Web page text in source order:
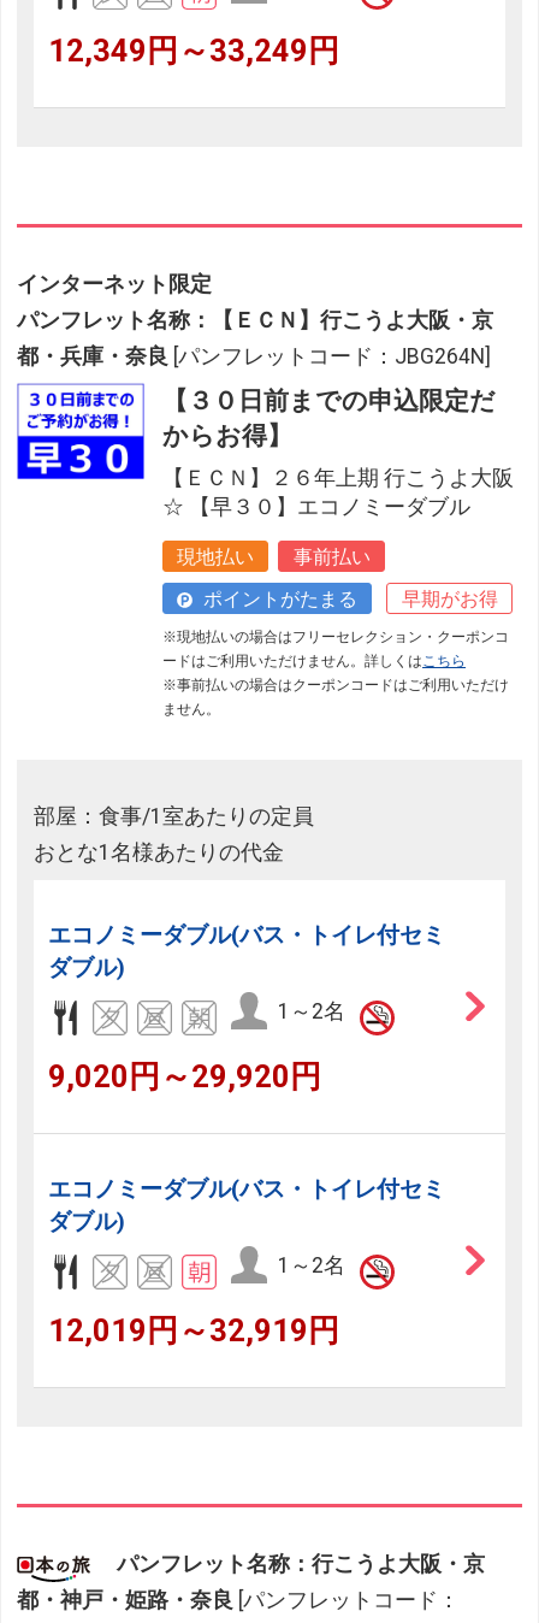
12,349円～33,249円
インターネット限定
パンフレット名称：【ＥＣＮ】行こうよ大阪・京
都・兵庫・奈良 [パンフレットコード：JBG264N]
【３０日前までの申込限定だ
からお得】
【ＥＣＮ】２６年上期 行こうよ大阪
☆ 【早３０】エコノミーダブル
現地払い
事前払い
ポイントがたまる
早期がお得
※現地払いの場合はフリーセレクション・クーポンコ
ードはご利用いただけません。詳しくは こちら
※事前払いの場合はクーポンコードはご利用いただけ
ません。
部屋：食事/1室あたりの定員
おとな1名様あたりの代金
エコノミーダブル(バス・トイレ付セミ
ダブル)
1～2名
9,020円～29,920円
エコノミーダブル(バス・トイレ付セミ
ダブル)
1～2名
12,019円～32,919円
パンフレット名称：行こうよ大阪・京
都・神戸・姫路・奈良 [パンフレットコード：